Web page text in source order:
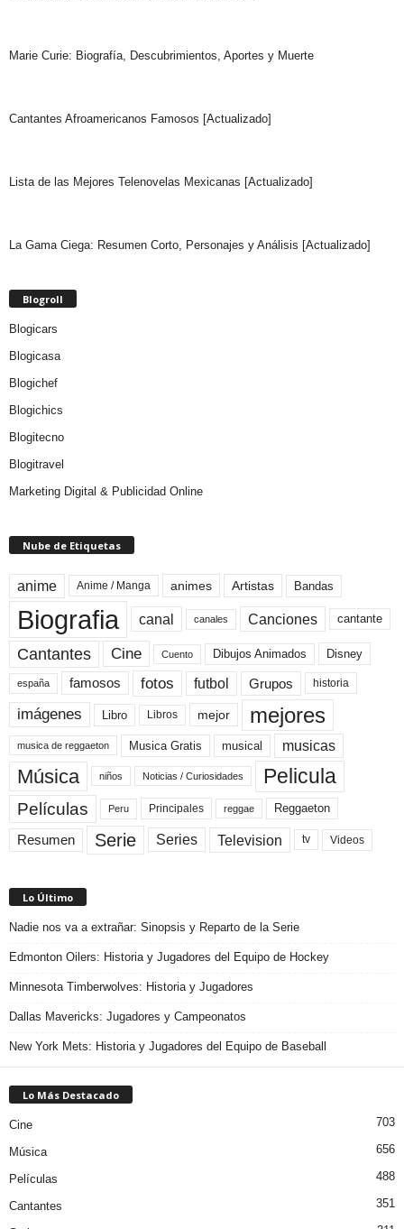
Marie Curie: Biografía, Descubrimientos, Aportes y Muerte
Cantantes Afroamericanos Famosos [Actualizado]
Lista de las Mejores Telenovelas Mexicanas [Actualizado]
La Gama Ciega: Resumen Corto, Personajes y Análisis [Actualizado]
Blogroll
Blogicars
Blogicasa
Blogichef
Blogichics
Blogitecno
Blogitravel
Marketing Digital & Publicidad Online
Nube de Etiquetas
anime Anime / Manga animes Artistas Bandas
Biografia canal canales Canciones cantante
Cantantes Cine Cuento Dibujos Animados Disney
españa famosos fotos futbol Grupos historia
imágenes Libro Libros mejor mejores
musica de reggaeton Musica Gratis musical musicas
Música niños Noticias / Curiosidades Pelicula
Películas Peru Principales reggae Reggaeton
Resumen Serie Series Television tv Videos
Lo Último
Nadie nos va a extrañar: Sinopsis y Reparto de la Serie
Edmonton Oilers: Historia y Jugadores del Equipo de Hockey
Minnesota Timberwolves: Historia y Jugadores
Dallas Mavericks: Jugadores y Campeonatos
New York Mets: Historia y Jugadores del Equipo de Baseball
Lo Más Destacado
Cine 703
Música 656
Películas 488
Cantantes 351